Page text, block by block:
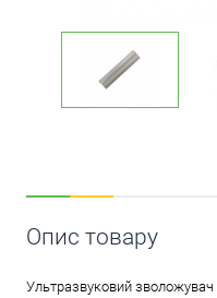
Опис товару
Ультразвуковий